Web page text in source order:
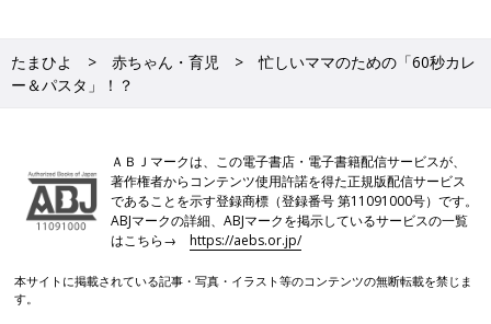
たまひよ 赤ちゃん・育児
忙しいママのための「60秒カレ
ー＆パスタ」！？
ＡＢＪマークは、この電子書店・電子書籍配信サービスが、
著作権者からコンテンツ使用許諾を得た正規版配信サービス
であることを示す登録商標（登録番号 第11091000号）です。
ABJマークの詳細、ABJマークを掲示しているサービスの一覧
はこちら→https://aebs.or.jp/
本サイトに掲載されている記事・写真・イラスト等のコンテンツの無断転載を禁じま
す。